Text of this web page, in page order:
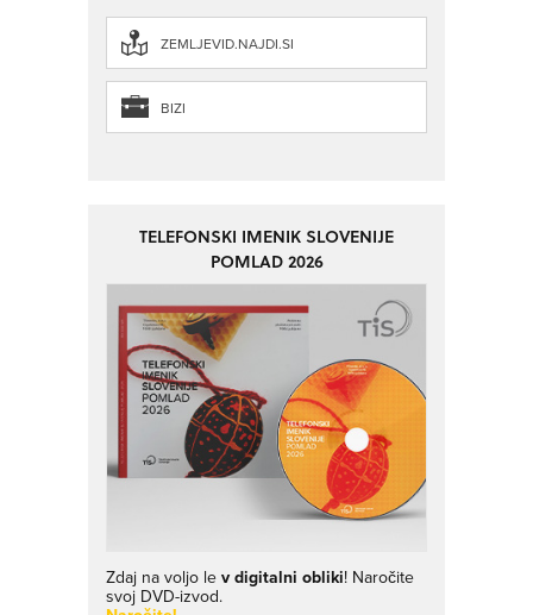
ZEMLJEVID.NAJDI.SI
BIZI
TELEFONSKI IMENIK SLOVENIJE
POMLAD 2026
Zdaj na voljo lev digitalni obliki! Naročite
svoj DVD-izvod.